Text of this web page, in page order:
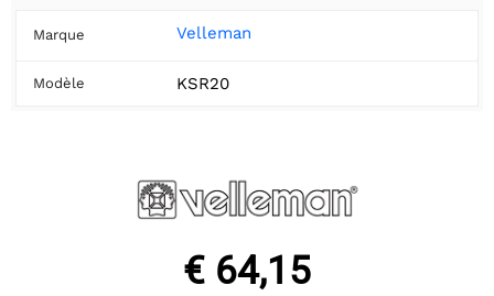
Marque Velleman
Modèle KSR20
€ 64,15